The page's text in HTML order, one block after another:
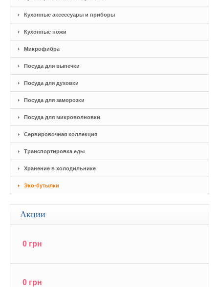
Кухонные аксессуары и приборы
Кухонные ножи
Микрофибра
Посуда для выпечки
Посуда для духовки
Посуда для заморозки
Посуда для микроволновки
Сервировочная коллекция
Транспортировка еды
Хранение в холодильнике
Эко-бутылки
Акции
0 грн
0 грн